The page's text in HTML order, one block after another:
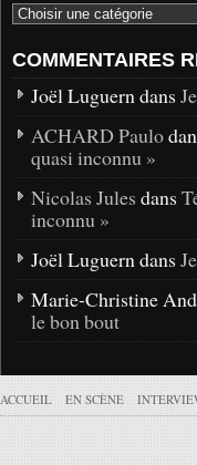
COMMENTAIRES
Joël Luguern dans
ACHARD Paulo
quasi inconnu »
Nicolas Jules dans
inconnu »
Joël Luguern dans
Marie-Christine
le bon bout
ACCUEIL EN SCÈNE